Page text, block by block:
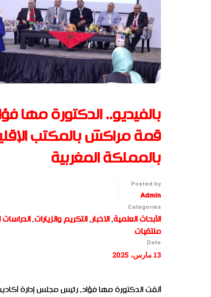
بالفيديو.. الدكتورة مها
قمة مراكش بالمكتب
بالمملكة المغربية
Posted by
Admin
Categories
الأبحاث العلمية, الاخبار , التكريم والزيارات, الدراسات
ملتقيات
Date
13 مارس، 2025
ألقت الدكتورة مها فؤاد، رئيس مجلس إدارة